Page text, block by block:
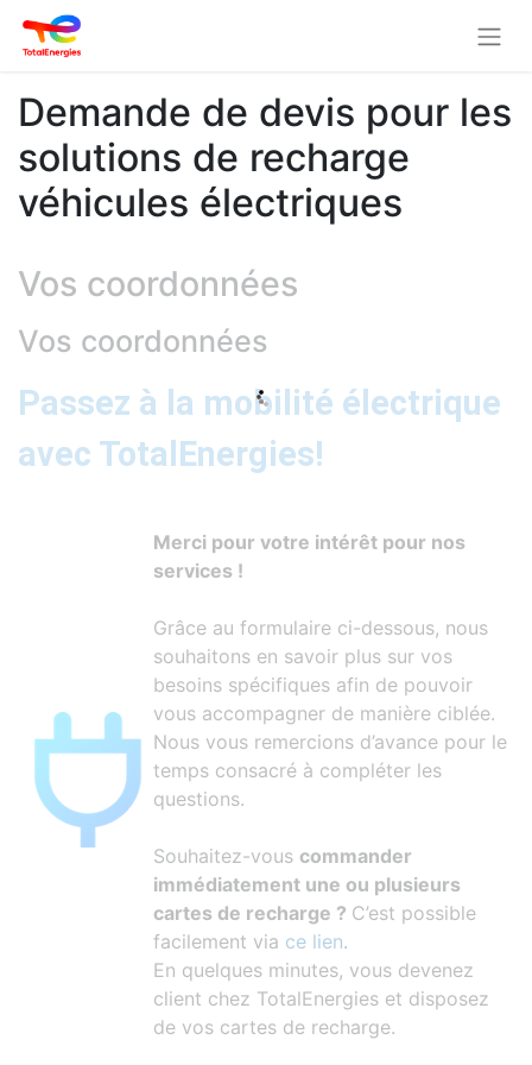
Demande de devis pour les
solutions de recharge
véhicules électriques
Vos coordonnées
Vos coordonnées
Passez à la mobilité électrique
avec TotalEnergies!
Merci pour votre intérêt pour nos
services !
Grâce au formulaire ci-dessous, nous
souhaitons en savoir plus sur vos
besoins spécifiques afin de pouvoir
vous accompagner de manière ciblée.
Nous vous remercions d’avance pour le
temps consacré à compléter les
questions.
Souhaitez-vous commander
immédiatement une ou plusieurs
cartes de recharge ? C’est possible
facilement via ce lien.
En quelques minutes, vous devenez
client chez TotalEnergies et disposez
de vos cartes de recharge.